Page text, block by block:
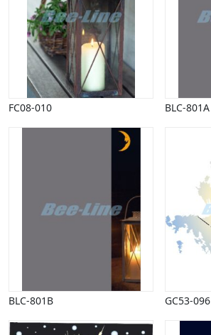
Frugt, grønt
Halloween
Håndværk
Haven
Huse, bygninger
Jagt
Jul
Kærlighed, bryllup
Kommunikation, nyhedsformidling
Lyd, billede
Marked, kræmmere
Nationalflag, verdenskort
Nytår
FC08-010 BLC-801A
BLC-801B GC53-096